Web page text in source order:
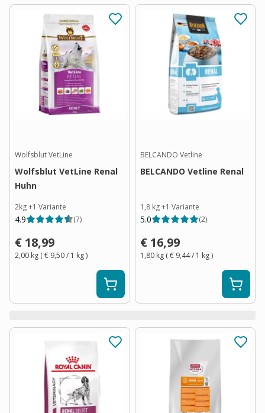
Wolfsblut VetLine
Wolfsblut VetLine Renal
Huhn
2kg+1 Variante
4.9 (7)
€ 18,99
2,00 kg (€ 9,50/ 1 kg)
BELCANDO Vetline
BELCANDO Vetline Renal
1,8 kg+1 Variante
5.0 (2)
€ 16,99
1,80 kg (€ 9,44/ 1 kg)